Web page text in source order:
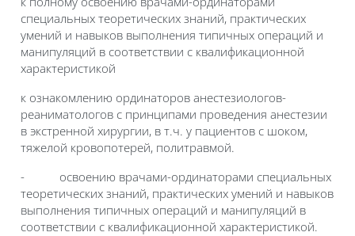
специальных теоретических знаний, практических
умений и навыков выполнения типичных операций и
манипуляций в соответствии с квалификационной
характеристикой
к ознакомлению ординаторов анестезиологов-
реаниматологов с принципами проведения анестезии
в экстренной хирургии, в т.ч. у пациентов с шоком,
тяжелой кровопотерей, политравмой.
-
освоению врачами-ординаторами специальных
теоретических знаний, практических умений и навыков
выполнения типичных операций и манипуляций в
соответствии с квалификационной характеристикой.